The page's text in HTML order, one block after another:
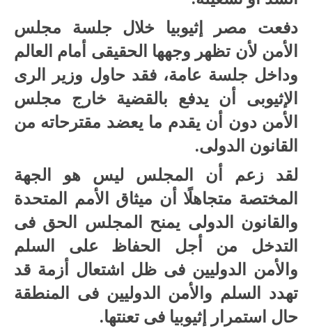
دفعت مصر إثيوبيا خلال جلسة مجلس
الأمن لأن تظهر وجهها الحقيقى أمام العالم
وداخل جلسة عامة، فقد حاول وزير الرى
الإثيوبى أن يدفع بالقضية خارج مجلس
الأمن دون أن يقدم ما يعضد مقترحاته من
القانون الدولى.
لقد زعم أن المجلس ليس هو الجهة
المختصة متجاهلًا أن ميثاق الأمم المتحدة
والقانون الدولى يمنح المجلس الحق فى
التدخل من أجل الحفاظ على السلم
والأمن الدوليين فى ظل اشتعال أزمة قد
تهدد السلم والأمن الدوليين فى المنطقة
حال استمرار إثيوبيا فى تعنتها.